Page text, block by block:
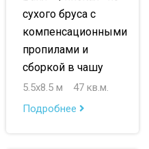
сухого бруса с
компенсационными
пропилами и
сборкой в чашу
5.5х8.5 м
47 кв.м.
Подробнее